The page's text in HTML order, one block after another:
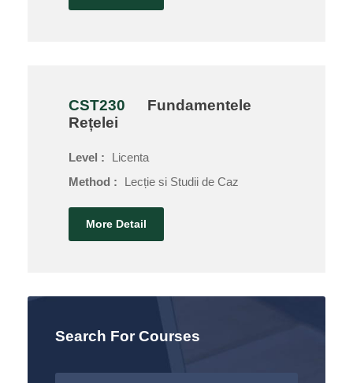
CST230
Fundamentele
Rețelei
Level :
Licenta
Method :
Lecție si Studii de Caz
More Detail
Search For Courses